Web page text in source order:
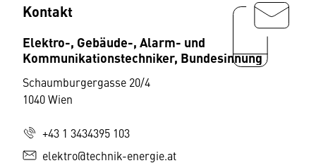
Kontakt
Elektro-, Gebäude-, Alarm- und
Kommunikationstechniker, Bundesinnung
Schaumburgergasse 20/4
1040 Wien
+43 1 3434395 103
elektro@technik-energie.at